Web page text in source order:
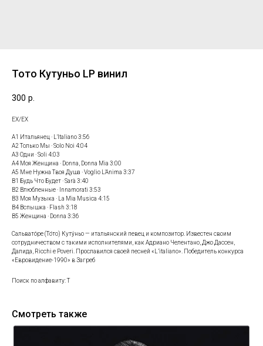
Тото Кутуньо LP винил
300 р.
ЕХ/ЕХ
A1 Итальянец · L'Italiano 3:56
A2 Только Мы · Solo Noi 4:04
A3 Одни · Soli 4:03
A4 Моя Женщина · Donna, Donna Mia 3:00
A5 Мне Нужна Твоя Душа · Voglio L'Anima 3:37
B1 Будь Что Будет · Sarà 3:40
B2 Влюбленные · Innamorati 3:53
B3 Моя Музыка · La Mia Musica 4:15
B4 Вспышка · Flash 3:18
B5 Женщина · Donna 3:36
Сальвато́ре (То́то) Куту́ньо — итальянский певец и композитор. Известен своим
сотрудничеством с такими исполнителями, как Адриано Челентано, Джо Дассен,
Далида, Ricchi e Poveri. Прославился своей песней «L’italiano». Победитель конкурса
«Евровидение-1990» в Загреб
Поиск по алфавиту: Т
Смотреть также